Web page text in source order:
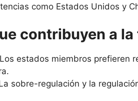
como Estados Unidos y
contribuyen a
Los estados miembros prefieren
sobre-regulación y la